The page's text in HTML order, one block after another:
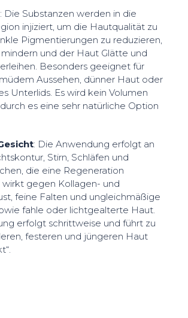
: Die Substanzen werden in die
injiziert, um die Hautqualität zu
Pigmentierungen zu reduzieren,
und der Haut Glätte und
Besonders geeignet für
Aussehen, dünner Haut oder
Unterlids. Es wird kein Volumen
es eine sehr natürliche Option
: Die Anwendung erfolgt an
Stirn, Schläfen und
die eine Regeneration
wirkt gegen Kollagen- und
feine Falten und ungleichmäßige
fahle oder lichtgealterte Haut.
erfolgt schrittweise und führt zu
festeren und jüngeren Haut